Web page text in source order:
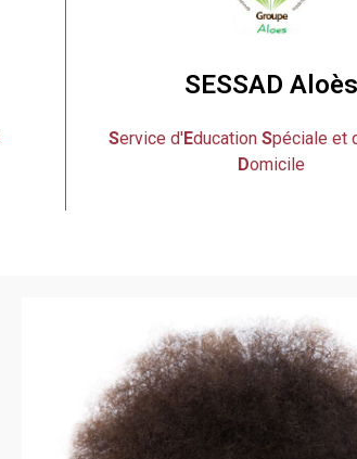
SESSAD Aloès
Service d'Education Spéciale et
Domicile